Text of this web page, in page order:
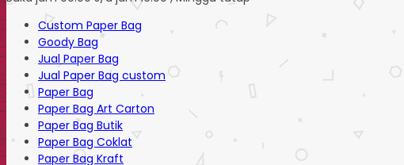
Custom Paper Bag
Goody Bag
Jual Paper Bag
Jual Paper Bag custom
Paper Bag
Paper Bag Art Carton
Paper Bag Butik
Paper Bag Coklat
Paper Bag Kraft